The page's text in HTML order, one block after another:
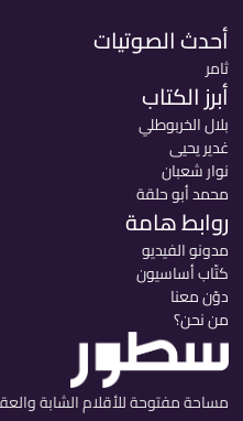
أحدث الصوتيات
ثامر
أبرز الكتاب
بلال الخربوطلي
غدير يحيى
نوار شعبان
محمد أبو حلقة
روابط هامة
مدونو الفيديو
كتّاب أساسيون
دوّن معنا
من نحن؟
مساحة مفتوحة للأقلام الشابة